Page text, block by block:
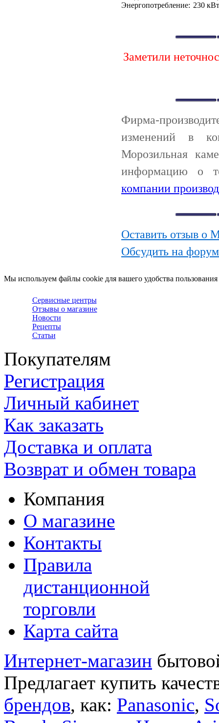
Энергопотребление: 230
Заметили
Фирма-
изменений в
Морозильная
информацию о
компании
Оставить отзыв о
Обсудить на
Мы используем файлы cookie для вашего удобства
Сервисные центры
Отзывы о магазине
Новости
Рецепты
Статьи
Покупателям
Регистрация
Личный кабинет
Как заказать
Доставка и оплата
Возврат и обмен товара
Компания
О магазине
Контакты
Правила
дистанционной
торговли
Карта сайта
Интернет-магазин
Предлагает купить
брендов, как: Panasonic,